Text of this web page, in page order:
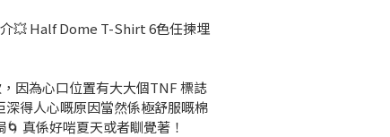
💥 Half Dome T-Shirt 6色任揀埋
因為心口位置有大大個TNF 標誌
得人心嘅原因當然係極舒服嘅棉
真係好啱夏天或者瞓覺著！